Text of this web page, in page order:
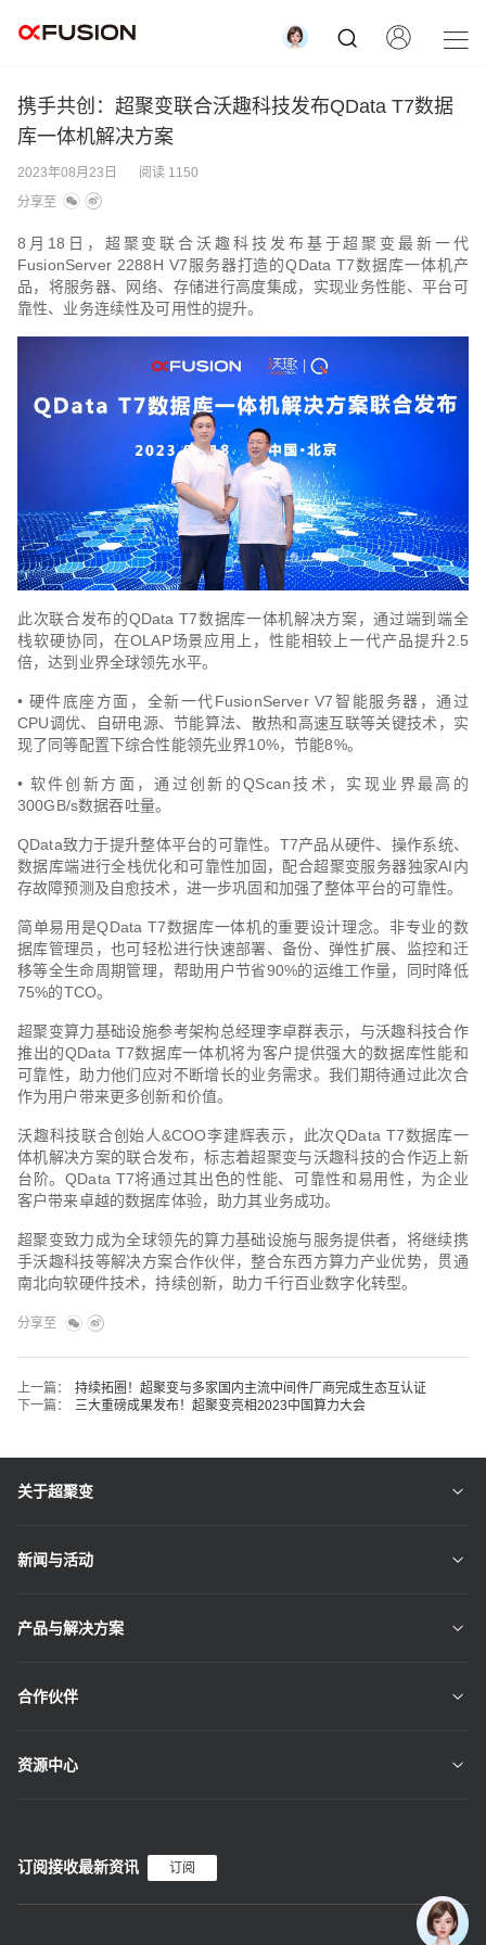
携手共创：超聚变联合沃趣科技发布QData T7数据
库一体机解决方案
2023年08月23日
阅读 1150
分享至
8月18日，超聚变联合沃趣科技发布基于超聚变最新一代
FusionServer 2288H V7服务器打造的QData T7数据库一体机产
品，将服务器、网络、存储进行高度集成，实现业务性能、平台可
靠性、业务连续性及可用性的提升。
此次联合发布的QData T7数据库一体机解决方案，通过端到端全
栈软硬协同，在OLAP场景应用上，性能相较上一代产品提升2.5
倍，达到业界全球领先水平。
• 硬件底座方面，全新一代FusionServer V7智能服务器，通过
CPU调优、自研电源、节能算法、散热和高速互联等关键技术，实
现了同等配置下综合性能领先业界10%，节能8%。
• 软件创新方面，通过创新的QScan技术，实现业界最高的
300GB/s数据吞吐量。
QData致力于提升整体平台的可靠性。T7产品从硬件、操作系统、
数据库端进行全栈优化和可靠性加固，配合超聚变服务器独家AI内
存故障预测及自愈技术，进一步巩固和加强了整体平台的可靠性。
简单易用是QData T7数据库一体机的重要设计理念。非专业的数
据库管理员，也可轻松进行快速部署、备份、弹性扩展、监控和迁
移等全生命周期管理，帮助用户节省90%的运维工作量，同时降低
75%的TCO。
超聚变算力基础设施参考架构总经理李卓群表示，与沃趣科技合作
推出的QData T7数据库一体机将为客户提供强大的数据库性能和
可靠性，助力他们应对不断增长的业务需求。我们期待通过此次合
作为用户带来更多创新和价值。
沃趣科技联合创始人&COO李建辉表示，此次QData T7数据库一
体机解决方案的联合发布，标志着超聚变与沃趣科技的合作迈上新
台阶。QData T7将通过其出色的性能、可靠性和易用性，为企业
客户带来卓越的数据库体验，助力其业务成功。
超聚变致力成为全球领先的算力基础设施与服务提供者，将继续携
手沃趣科技等解决方案合作伙伴，整合东西方算力产业优势，贯通
南北向软硬件技术，持续创新，助力千行百业数字化转型。
分享至
上一篇：
持续拓圈！超聚变与多家国内主流中间件厂商完成生态互认证
下一篇：
三大重磅成果发布！超聚变亮相2023中国算力大会
关于超聚变
新闻与活动
产品与解决方案
合作伙伴
资源中心
订阅接收最新资讯 订阅